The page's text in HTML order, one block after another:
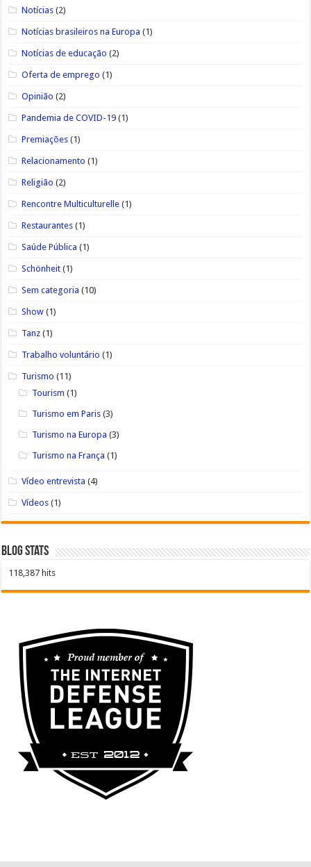
Notícias (2)
Notícias brasileiros na Europa (1)
Notícias de educação (2)
Oferta de emprego (1)
Opinião (2)
Pandemia de COVID-19 (1)
Premiações (1)
Relacionamento (1)
Religião (2)
Rencontre Multiculturelle (1)
Restaurantes (1)
Saúde Pública (1)
Schönheit (1)
Sem categoria (10)
Show (1)
Tanz (1)
Trabalho voluntário (1)
Turismo (11)
Tourism (1)
Turismo em Paris (3)
Turismo na Europa (3)
Turismo na França (1)
Vídeo entrevista (4)
Vídeos (1)
Blog Stats
118,387 hits